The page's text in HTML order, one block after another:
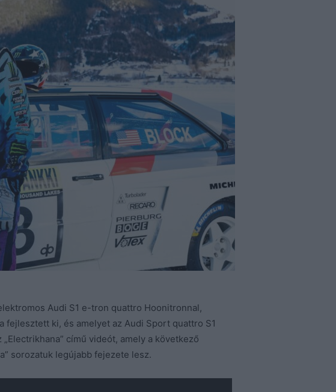
Audi S1 ​​e-tron quattro Hoonitronnal,
fejlesztett ki, és amelyet az Audi Sport quattro S1
című videót, amely a következő
sorozatuk legújabb fejezete lesz.